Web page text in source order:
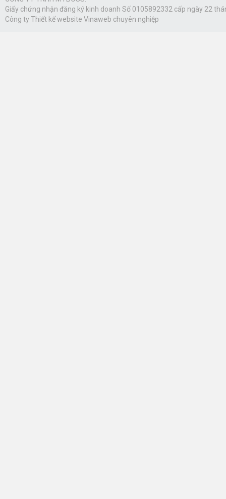
Giấy chứng nhận đăng ký kinh doanh Số 0105892332 cấp ngày 22
Công tyThiết kế website Vinaweb chuyên nghiệp